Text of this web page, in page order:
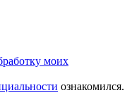
моих
ознакомился.